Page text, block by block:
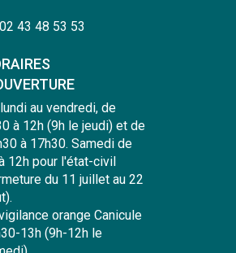
02 43 48 53 53
au vendredi, de
à 12h (9h le jeudi) et de
à 17h30. Samedi de
12h pour l'état-civil
du 11 juillet au 22
orange Canicule
13h (9h-12h le